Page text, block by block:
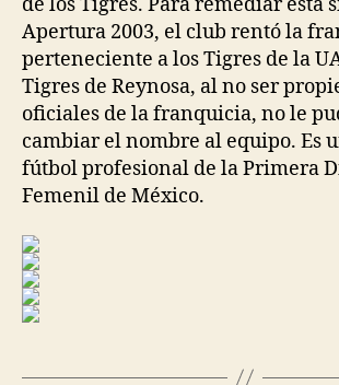
Apertura 2003, el club rentó la
perteneciente a los Tigres de la
Tigres de Reynosa, al no ser
oficiales de la franquicia, no le
cambiar el nombre al equipo. Es
fútbol profesional de la Primera
Femenil de México.